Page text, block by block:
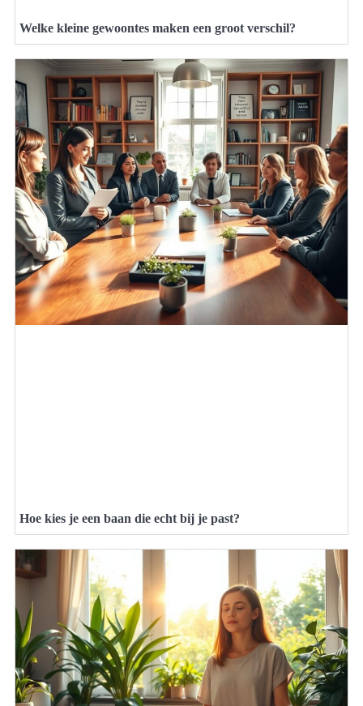
Welke kleine gewoontes maken een groot verschil?
Hoe kies je een baan die echt bij je past?